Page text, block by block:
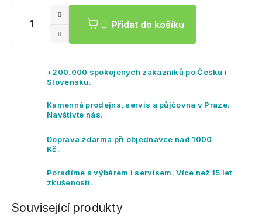
cena:
Přidat do košíku
+200.000 spokojených zákazníků po Česku i
Slovensku.
Kamenná prodejna, servis a půjčovna v Praze.
Navštivte nás.
Doprava zdarma při objednávce nad 1000
Kč.
Poradíme s výběrem i servisem. Více než 15 let
zkušeností.
Související produkty